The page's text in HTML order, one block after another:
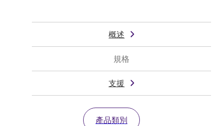
概述
規格
支援
產品類別